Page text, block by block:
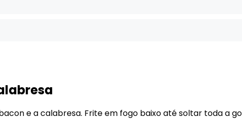
e a calabresa. Frite em fogo baixo até soltar toda a